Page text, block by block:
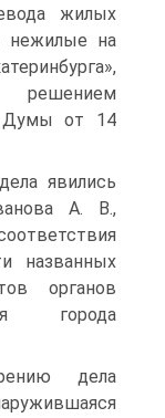
жилых
нежилые на
Думы от 14
явились
А. В.,
названных
органов
города
дела